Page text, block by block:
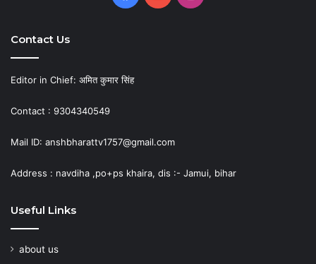
Contact Us
Editor in Chief: अमित कुमार सिंह
Contact : 9304340549
Mail ID: anshbharattv1757@gmail.com
Address : navdiha ,po+ps khaira, dis :- Jamui, bihar
Useful Links
about us